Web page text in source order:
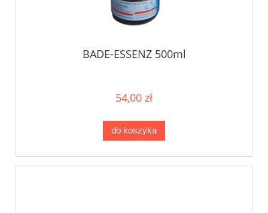
BADE-ESSENZ 500ml
54,00 zł
do koszyka